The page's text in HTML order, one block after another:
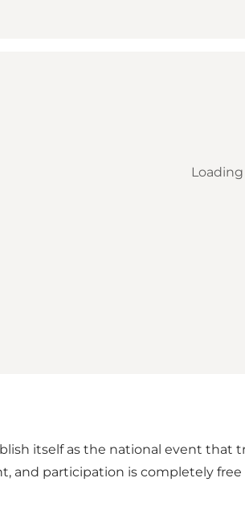
Loading
itself as the national event
and participation is completely